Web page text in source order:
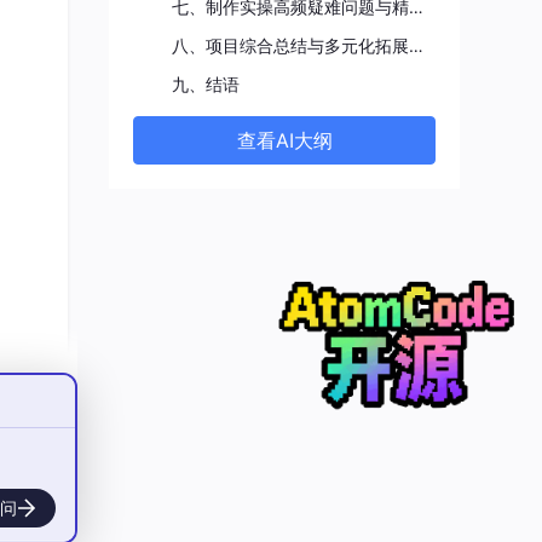
七、制作实操高频疑难问题与精细化优化解决方案
八、项目综合总结与多元化拓展应用方向
九、结语
查看AI大纲